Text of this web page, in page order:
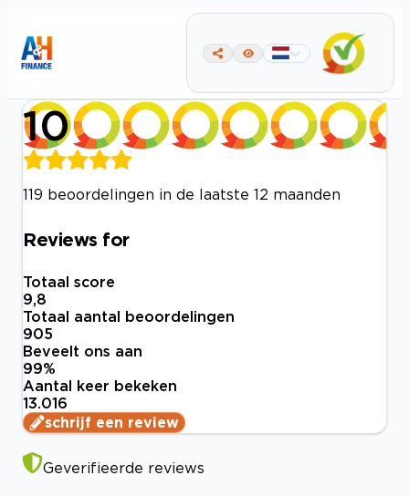
10
119 beoordelingen in de laatste 12 maanden
Reviews for
Totaal score
9,8
Totaal aantal beoordelingen
905
Beveelt ons aan
99%
Aantal keer bekeken
13.016
schrijf een review
Geverifieerde reviews